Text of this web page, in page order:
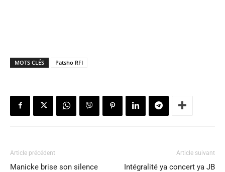
MOTS CLÉS Patsho RFI
Article précédent
Manicke brise son silence
Article suivant
Intégralité ya concert ya JB